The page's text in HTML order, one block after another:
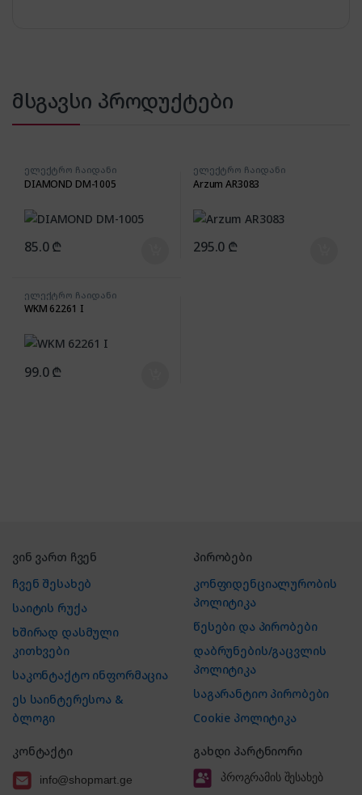
მსგავსი პროდუქტები
ელექტრო ჩაიდანი
DIAMOND DM-1005
85.0₾
ელექტრო ჩაიდანი
Arzum AR3083
295.0 ₾
ელექტრო ჩაიდანი
WKM 62261 I
99.0₾
ვინ ვართ ჩვენ
ჩვენ შესახებ
საიტის რუქა
ხშირად დასმული
კითხვები
საკონტაქტო ინფორმაცია
ეს საინტერესოა &
ბლოგი
პირობები
კონფიდენციალურობის
პოლიტიკა
წესები და პირობები
დაბრუნების/გაცვლის
პოლიტიკა
საგარანტიო პირობები
Cookie პოლიტიკა
კონტაქტი
info@shopmart.ge
გახდი პარტნიორი
პროგრამის შესახებ